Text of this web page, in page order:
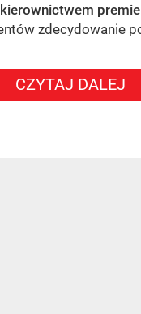
zdecydowanie
CZYTAJ DALEJ